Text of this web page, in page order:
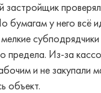
застройщик
бумагам у него всё
мелкие
предела. Из-за
и не закупали
объект.